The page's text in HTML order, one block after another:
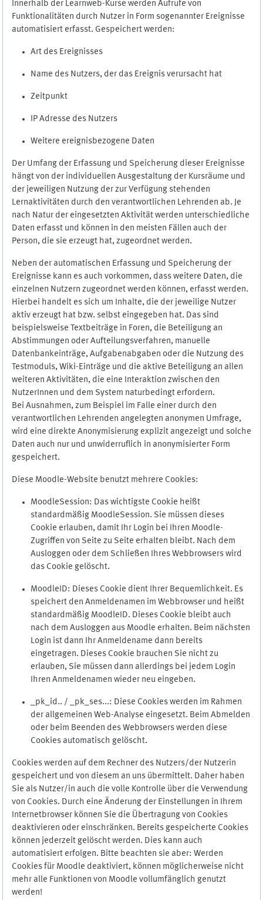
Innerhalb der Learnweb-Kurse werden Aufrufe von
Funktionalitäten durch Nutzer in Form sogenannter Ereignisse
automatisiert erfasst. Gespeichert werden:
Art des Ereignisses
Name des Nutzers, der das Ereignis verursacht hat
Zeitpunkt
IP Adresse des Nutzers
Weitere ereignisbezogene Daten
Der Umfang der Erfassung und Speicherung dieser Ereignisse
hängt von der individuellen Ausgestaltung der Kursräume und
der jeweiligen Nutzung der zur Verfügung stehenden
Lernaktivitäten durch den verantwortlichen Lehrenden ab. Je
nach Natur der eingesetzten Aktivität werden unterschiedliche
Daten erfasst und können in den meisten Fällen auch der
Person, die sie erzeugt hat, zugeordnet werden.
Neben der automatischen Erfassung und Speicherung der
Ereignisse kann es auch vorkommen, dass weitere Daten, die
einzelnen Nutzern zugeordnet werden können, erfasst werden.
Hierbei handelt es sich um Inhalte, die der jeweilige Nutzer
aktiv erzeugt hat bzw. selbst eingegeben hat. Das sind
beispielsweise Textbeiträge in Foren, die Beteiligung an
Abstimmungen oder Aufteilungsverfahren, manuelle
Datenbankeinträge, Aufgabenabgaben oder die Nutzung des
Testmoduls, Wiki-Einträge und die aktive Beteiligung an allen
weiteren Aktivitäten, die eine Interaktion zwischen den
NutzerInnen und dem System naturbedingt erfordern.
Bei Ausnahmen, zum Beispiel im Falle einer durch den
verantwortlichen Lehrenden angelegten anonymen Umfrage,
wird eine direkte Anonymisierung explizit angezeigt und solche
Daten auch nur und unwiderruflich in anonymisierter Form
gespeichert.
Diese Moodle-Website benutzt mehrere Cookies:
MoodleSession: Das wichtigste Cookie heißt
standardmäßig MoodleSession. Sie müssen dieses
Cookie erlauben, damit Ihr Login bei Ihren Moodle-
Zugriffen von Seite zu Seite erhalten bleibt. Nach dem
Ausloggen oder dem Schließen Ihres Webbrowsers wird
das Cookie gelöscht.
MoodleID: Dieses Cookie dient Ihrer Bequemlichkeit. Es
speichert den Anmeldenamen im Webbrowser und heißt
standardmäßig MoodleID. Dieses Cookie bleibt auch
nach dem Ausloggen aus Moodle erhalten. Beim nächsten
Login ist dann Ihr Anmeldename dann bereits
eingetragen. Dieses Cookie brauchen Sie nicht zu
erlauben, Sie müssen dann allerdings bei jedem Login
Ihren Anmeldenamen wieder neu eingeben.
_pk_id.. / _pk_ses...: Diese Cookies werden im Rahmen
der allgemeinen Web-Analyse eingesetzt. Beim Abmelden
oder beim Beenden des Webbrowsers werden diese
Cookies automatisch gelöscht.
Cookies werden auf dem Rechner des Nutzers/der Nutzerin
gespeichert und von diesem an uns übermittelt. Daher haben
Sie als Nutzer/in auch die volle Kontrolle über die Verwendung
von Cookies. Durch eine Änderung der Einstellungen in Ihrem
Internetbrowser können Sie die Übertragung von Cookies
deaktivieren oder einschränken. Bereits gespeicherte Cookies
können jederzeit gelöscht werden. Dies kann auch
automatisiert erfolgen. Bitte beachten sie aber: Werden
Cookies für Moodle deaktiviert, können möglicherweise nicht
mehr alle Funktionen von Moodle vollumfänglich genutzt
werden!